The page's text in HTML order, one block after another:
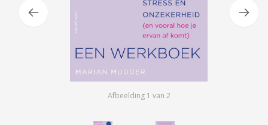
Afbeelding 1 van 2